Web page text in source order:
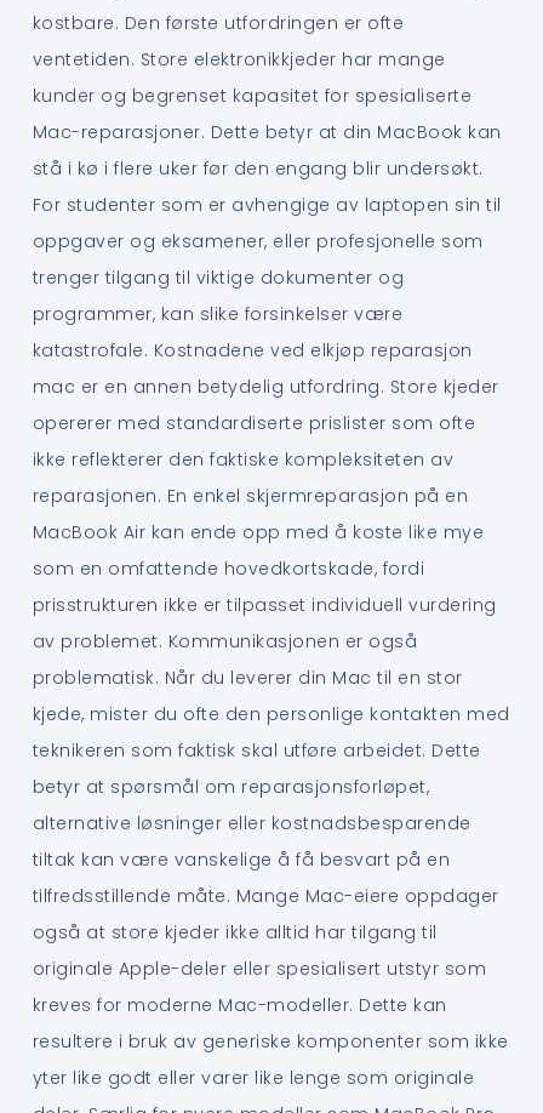
kostbare. Den første utfordringen er ofte
ventetiden. Store elektronikkjeder har mange
kunder og begrenset kapasitet for spesialiserte
Mac-reparasjoner. Dette betyr at din MacBook kan
stå i kø i flere uker før den engang blir undersøkt.
For studenter som er avhengige av laptopen sin til
oppgaver og eksamener, eller profesjonelle som
trenger tilgang til viktige dokumenter og
programmer, kan slike forsinkelser være
katastrofale. Kostnadene ved elkjøp reparasjon
mac er en annen betydelig utfordring. Store kjeder
opererer med standardiserte prislister som ofte
ikke reflekterer den faktiske kompleksiteten av
reparasjonen. En enkel skjermreparasjon på en
MacBook Air kan ende opp med å koste like mye
som en omfattende hovedkortskade, fordi
prisstrukturen ikke er tilpasset individuell vurdering
av problemet. Kommunikasjonen er også
problematisk. Når du leverer din Mac til en stor
kjede, mister du ofte den personlige kontakten med
teknikeren som faktisk skal utføre arbeidet. Dette
betyr at spørsmål om reparasjonsforløpet,
alternative løsninger eller kostnadsbesparende
tiltak kan være vanskelige å få besvart på en
tilfredsstillende måte. Mange Mac-eiere oppdager
også at store kjeder ikke alltid har tilgang til
originale Apple-deler eller spesialisert utstyr som
kreves for moderne Mac-modeller. Dette kan
resultere i bruk av generiske komponenter som ikke
yter like godt eller varer like lenge som originale